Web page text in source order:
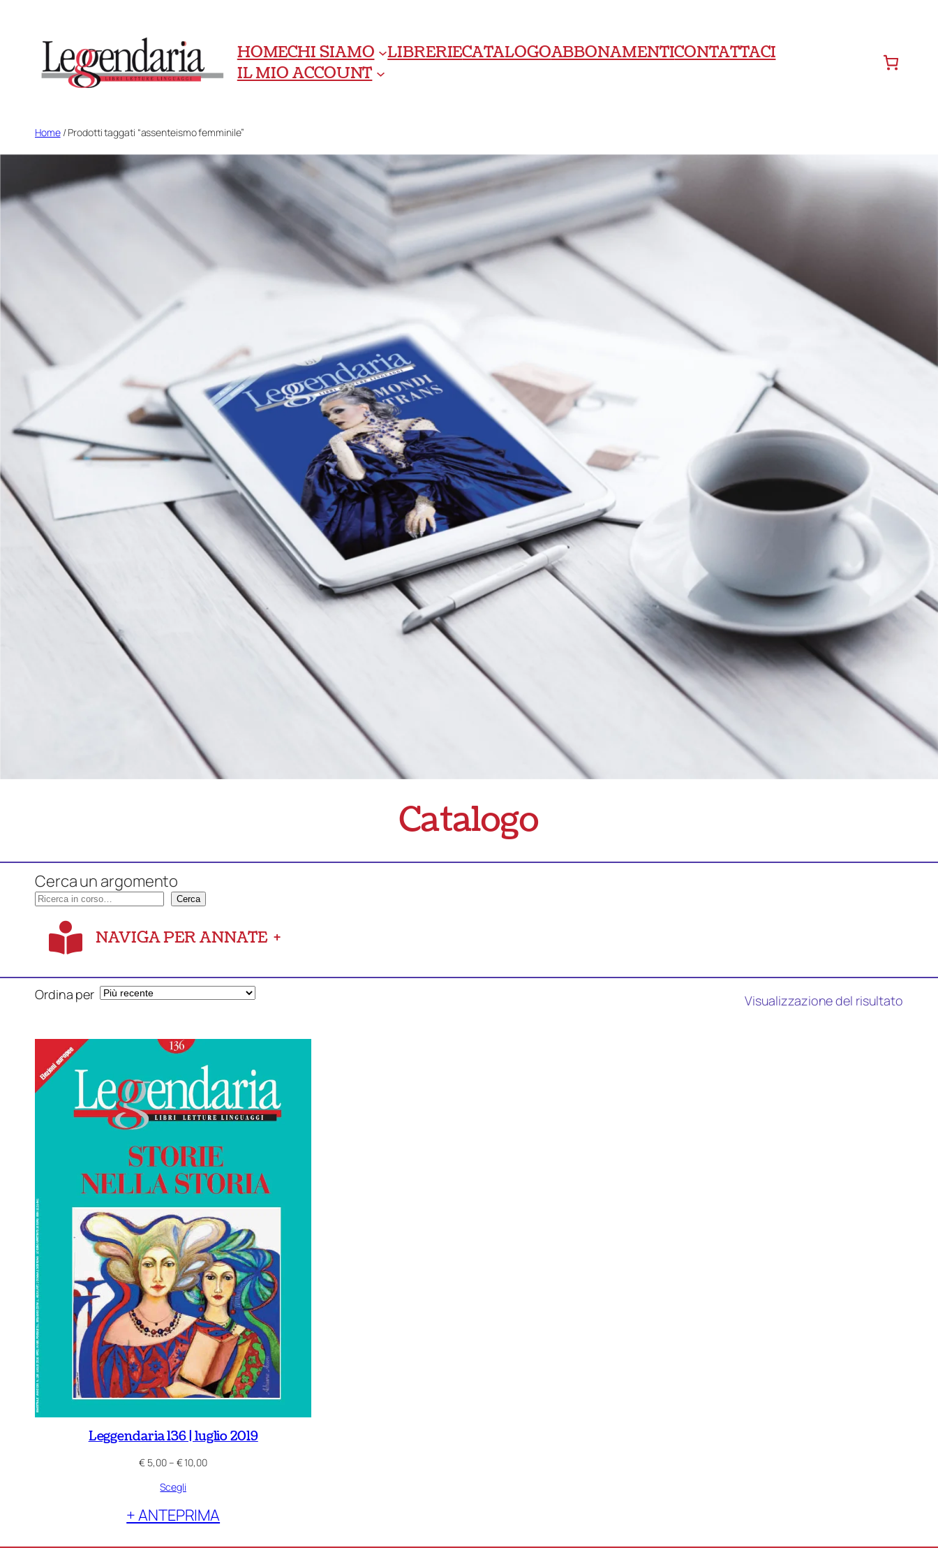
contenuto
HOMECHI SIAMO LIBRERIECATALOGOABBONAMENTICONTATTACI
IL MIO ACCOUNT
Home/ Prodotti taggati “assenteismo femminile”
Catalogo
Cerca un argomento
Cerca
NAVIGA PER ANNATE +
Ordina per Visualizzazione del risultato
Leggendaria 136 | luglio 2019
€ 5,00– €10,00Fascia
€ 5,00
a
Scegli
+ ANTEPRIMA